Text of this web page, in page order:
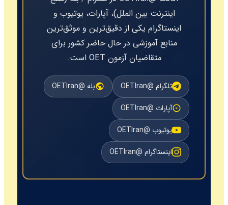
اینترنت بین الملل)، آپارات، یوتیوب و
اینستاگرام یکی از دقیق‌ترین و موثق‌ترین
منابع آموزشی در حال حاضر کشور برای
متقاضیان آزمون OET است.
تلگرام @OETIran
بله @OETIran
آپارات @OETIran
یوتیوب @OETIran
اینستاگرام @OETIran